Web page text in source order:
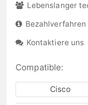
Lebenslanger
Bezahlverfahren
Kontaktiere uns
Compatible:
Cisco